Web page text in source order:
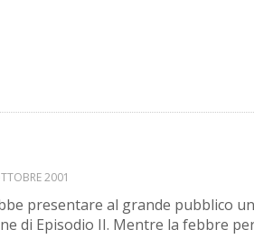
2001
presentare al grande pubblico un
di Episodio II. Mentre la febbre